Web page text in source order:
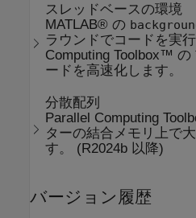
スレッドベースの環境
MATLAB® の
ラウンドでコードを実
Computing Toolbox™ の
ードを高速化します。
分散配列
Parallel Computing
ターの結合メモリ上で
す。 (R2024b 以降)
バージョン履歴